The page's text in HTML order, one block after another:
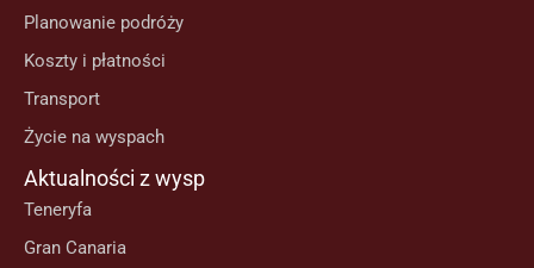
Planowanie podróży
Koszty i płatności
Transport
Życie na wyspach
Aktualności z wysp
Teneryfa
Gran Canaria